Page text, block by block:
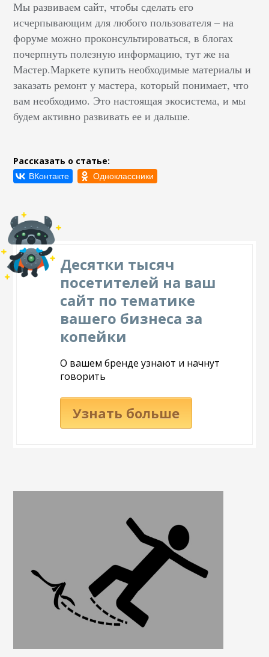
Мы развиваем сайт, чтобы сделать его
исчерпывающим для любого пользователя – на
форуме можно проконсультироваться, в блогах
почерпнуть полезную информацию, тут же на
Мастер.Маркете купить необходимые материалы и
заказать ремонт у мастера, который понимает, что
вам необходимо. Это настоящая экосистема, и мы
будем активно развивать ее и дальше.
Рассказать о статье:
Десятки тысяч
посетителей на ваш
сайт по тематике
вашего бизнеса за
копейки
О вашем бренде узнают и начнут
говорить
Узнать больше